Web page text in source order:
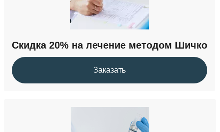
36 000 ₽
Кодирование от наркомании
Скидка 20% на лечение методом Шичко
Заказать